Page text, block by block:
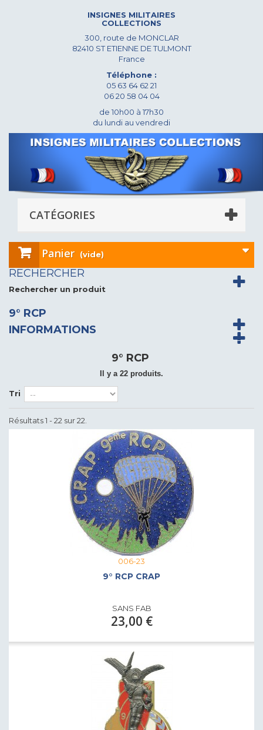
INSIGNES MILITAIRES
COLLECTIONS
300, route de MONCLAR
82410 ST ETIENNE DE TULMONT
France
Téléphone :
05 63 64 62 21
06 20 58 04 04
de 10h00 à 17h30
du lundi au vendredi
CATÉGORIES
Panier (vide)
RECHERCHER
Rechercher un produit
9° RCP
INFORMATIONS
9° RCP
Il y a 22 produits.
Tri
Résultats 1 - 22 sur 22.
006-23
9° RCP CRAP
SANS FAB
23,00 €